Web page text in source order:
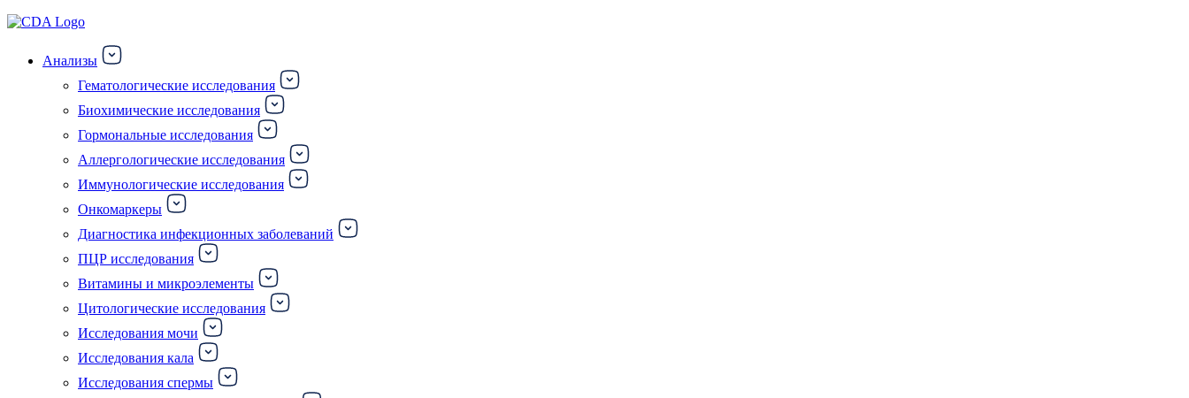
Анализы
Гематологические исследования
Биохимические исследования
Гормональные исследования
Аллергологические исследования
Иммунологические исследования
Онкомаркеры
Диагностика инфекционных заболеваний
ПЦР исследования
Витамины и микроэлементы
Цитологические исследования
Исследования мочи
Исследования кала
Исследования спермы